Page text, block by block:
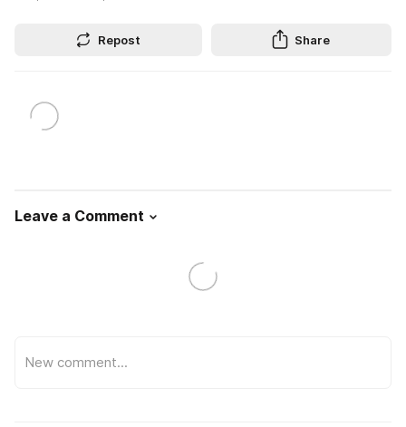
Repost Share
Leave a Comment